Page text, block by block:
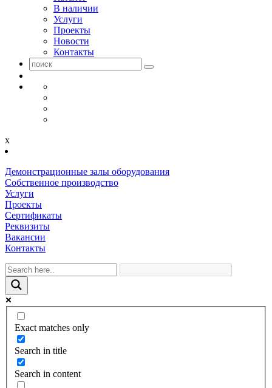
В наличии
Услуги
Проекты
Новости
Контакты
x
Демонстрационные залы оборудования
Собственное производство
Услуги
Проекты
Сертификаты
Реквизиты
Вакансии
Контакты
Exact matches only
Search in title
Search in content